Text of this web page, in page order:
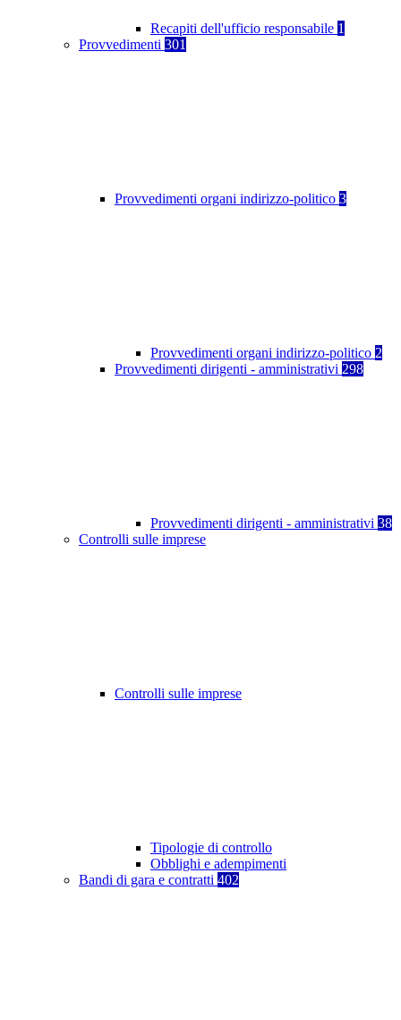
Recapiti dell'ufficio responsabile 1
Provvedimenti 301
Provvedimenti organi indirizzo-politico 3
Provvedimenti organi indirizzo-politico 2
Provvedimenti dirigenti - amministrativi 298
Provvedimenti dirigenti - amministrativi 38
Controlli sulle imprese
Controlli sulle imprese
Tipologie di controllo
Obblighi e adempimenti
Bandi di gara e contratti 402